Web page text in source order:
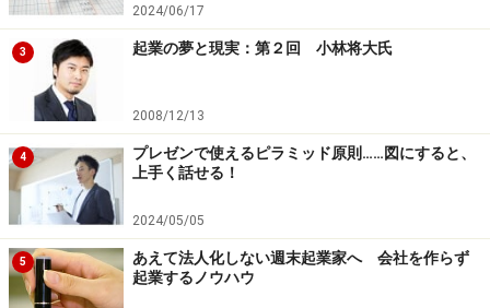
2024/06/17
3 起業の夢と現実：第２回 小林将大氏
2008/12/13
4
プレゼンで使えるピラミッド原則……図にすると、
上手く話せる！
2024/05/05
5
あえて法人化しない週末起業家へ 会社を作らず
起業するノウハウ